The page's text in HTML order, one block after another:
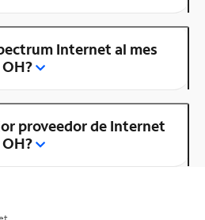
Internet al mes
proveedor de Internet